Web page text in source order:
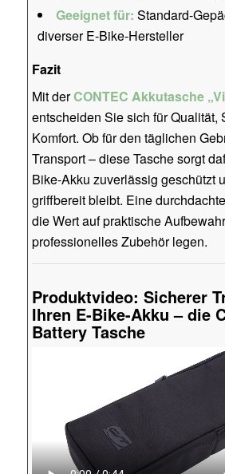
Geeignet für: Standard-
diverser E-Bike-Hersteller
Fazit
Mit derCONTEC Akkutasche
entscheiden Sie sich für Qualität,
Komfort. Ob für den täglichen
Transport – diese Tasche sorgt
Bike-Akku zuverlässig geschützt
griffbereit bleibt. Eine
die Wert auf praktische
professionelles Zubehör legen.
Produktvideo: Sicherer
Ihren E-Bike-Akku – die
Battery Tasche